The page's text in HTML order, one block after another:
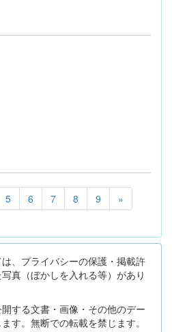
5 6 7 8 9 »
、プライバシーの保護・掲載許
真（ぼかしを入れる等）があり
する文書・画像・その他のデー
す。無断での転載を禁じます。